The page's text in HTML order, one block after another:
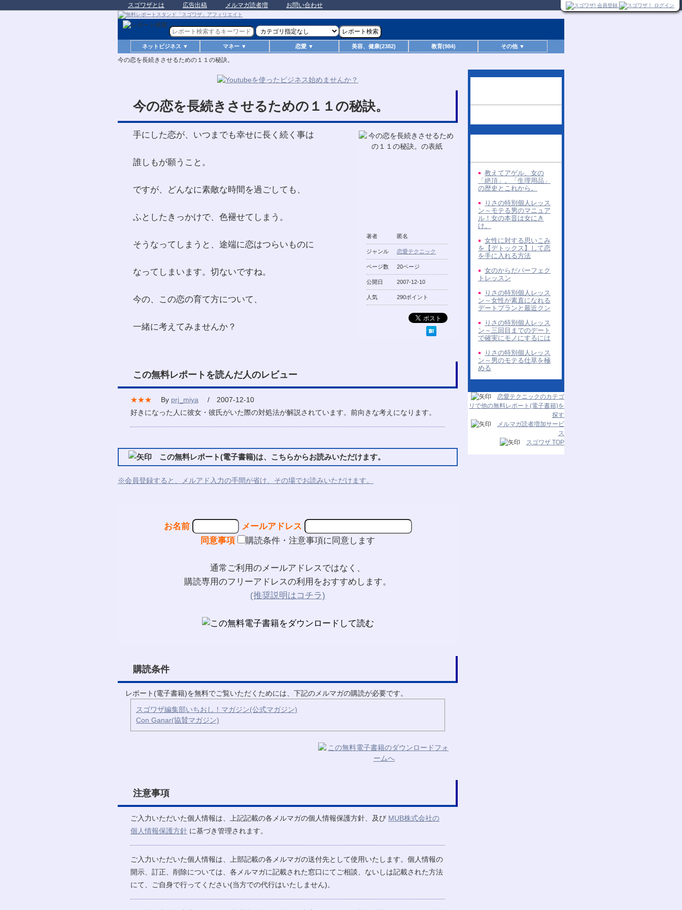
スゴワザとは 広告出稿 メルマガ読者増 お問い合わせ
ネットビジネス ▼ マネー ▼ 恋愛 ▼ 美容、健康(2382) 教育(984) その他 ▼
今の恋を長続きさせるための１１の秘訣。
今の恋を長続きさせるための１１の秘訣。
著者 匿名
ジャンル 恋愛テクニック
ページ数 20ページ
公開日 2007-12-10
人気 290ポイント
手にした恋が、いつまでも幸せに長く続く事は
誰しもが願うこと。
ですが、どんなに素敵な時間を過ごしても、
ふとしたきっかけで、色褪せてしまう。
そうなってしまうと、途端に恋はつらいものに
なってしまいます。切ないですね。
今の、この恋の育て方について、
一緒に考えてみませんか？
この無料レポートを読んだ人のレビュー
★★★ By prj_miya / 2007-12-10
好きになった人に彼女・彼氏がいた際の対処法が解説されています。前向きな考えになります。
この無料レポート(電子書籍)は、こちらからお読みいただけます。
※会員登録すると、メルアド入力の手間が省け、その場でお読みいただけます。
お名前
メールアドレス
同意事項
購読条件・注意事項に同意します
通常ご利用のメールアドレスではなく、
購読専用のフリーアドレスの利用をおすすめします。
(推奨説明はコチラ)
購読条件
レポート(電子書籍)を無料でご覧いただくためには、下記のメルマガの購読が必要です。
スゴワザ編集部いちおし！マガジン(公式マガジン)
Con Ganar(協賛マガジン)
注意事項
ご入力いただいた個人情報は、上記記載の各メルマガの個人情報保護方針、及び MUB株式会社の
個人情報保護方針 に基づき管理されます。
ご入力いただいた個人情報は、上部記載の各メルマガの送付先として使用いたします。個人情報の
開示、訂正、削除については、各メルマガに記載された窓口にてご相談、ないしは記載された方法
にて、ご自身で行ってください(当方での代行はいたしません)。
教えてアゲル、女の
「絶頂」。「生理用品」
の歴史とこれから。
りさの特別個人レッス
ン～モテる男のマニュア
ル！女の本音は女にき
け。
女性に対する思いこみ
を【デトックス】して恋
を手に入れる方法
女のからだパーフェク
トレッスン
りさの特別個人レッス
ン～女性が素直になれる
デートプランと最近クン
りさの特別個人レッス
ン～三回目までのデート
で確実にモノにするには
りさの特別個人レッス
ン～男のモテる仕草を極
める
恋愛テクニックのカテゴ
リで他の無料レポート(電子書籍)を
探す
メルマガ読者増加サービ
ス
スゴワザ TOP